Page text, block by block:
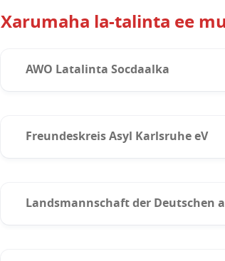
Xarumaha la-talinta ee
AWO Latalinta Socdaalka
AWO Karlsruhe
Furan saacadaha la-tashiga ee
Freundeskreis Asyl KarlsruheeV
Freundeskreis Asyl KarlsruheeV
(Der Paritätische
Landsmannschaft der Deutschen